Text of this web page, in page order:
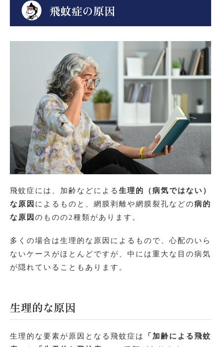
飛蚊症の原因
飛蚊症には、加齢などによる 生理的（病気ではない）
な原因 によるものと、網膜剥離や網膜裂孔などの病的
な原因 のものの2種類があります。
多くの場合は生理的な原因によるもので、心配のいら
ないケースがほとんどですが、中には重大な目の病気
が隠れていることもあります。
生理的な原因
生理的な要素が原因となる飛蚊症は
「加齢による飛蚊